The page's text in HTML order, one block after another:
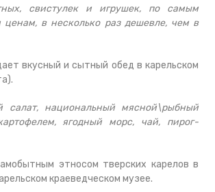
свистулек и игрушек, по самым
ценам, в несколько раз дешевле, чем в
вкусный и сытный обед в карельском
салат, национальный мясной\рыбный
ягодный морс, чай, пирог-
этносом тверских карелов в
краеведческом музее.